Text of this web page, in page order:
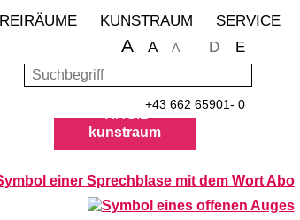
KUNSTRAUM SERVICE
A A A Sprache
D E
Suchbegriff
+43 662 65901- 0
VIRGIL
kunstraum